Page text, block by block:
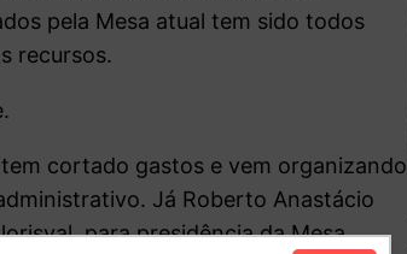
pela Mesa atual tem sido todos
recursos.
cortado gastos e vem organizando
Já Roberto Anastácio
para presidência da Mesa,